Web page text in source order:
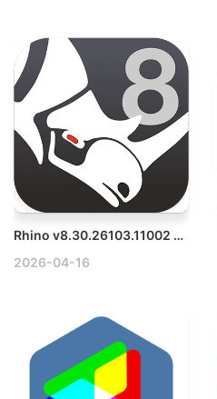
Rhino v8.30.26103.11002 Mac 3D建模软件破解版
2026-04-16